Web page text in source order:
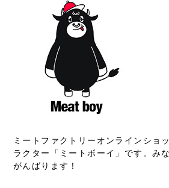
ミートファクトリーオンラインショ
ラクター「ミートボーイ」です。み
がんばります！